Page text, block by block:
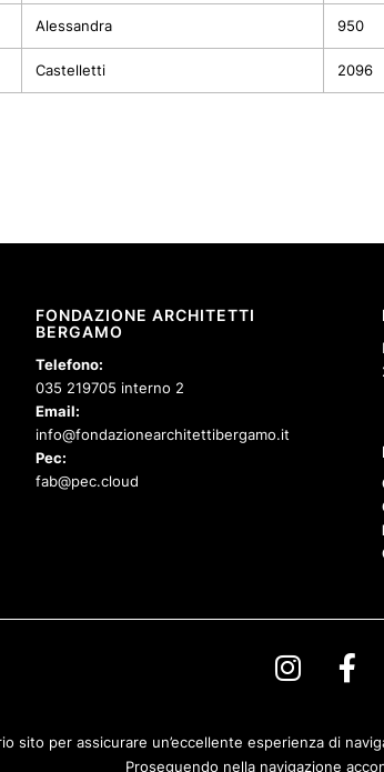
Alessandra 950
Castelletti 2096
FONDAZIONE ARCHITETTI
BERGAMO
Telefono:
035 219705 interno 2
Email:
info@fondazionearchitettibergamo.it
Pec:
fab@pec.cloud
© Copyright Ordine degli Architetti PPeC della Provincia
sito per assicurare un’eccellente esperienza di
Proseguendo nella navigazione